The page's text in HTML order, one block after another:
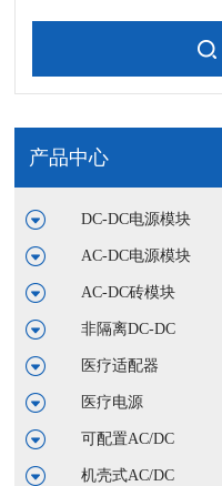
产品中心
DC-DC电源模块
AC-DC电源模块
AC-DC砖模块
非隔离DC-DC
医疗适配器
医疗电源
可配置AC/DC
机壳式AC/DC